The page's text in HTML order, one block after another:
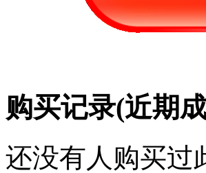
购买记录(近期
还没有人购买过